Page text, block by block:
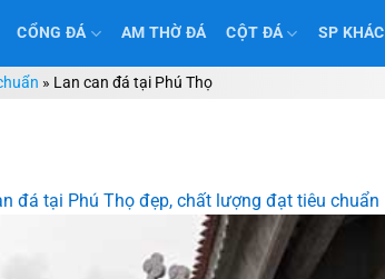
CỔNG ĐÁ AM THỜ ĐÁ CỘT ĐÁ SP KHÁC
» Lan can đá tại Phú Thọ
đá tại Phú Thọ đẹp, chất lượng đạt tiêu chuẩn